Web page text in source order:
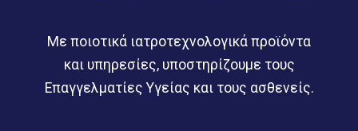
Με ποιοτικά ιατροτεχνολογικά προϊόντα
και υπηρεσίες, υποστηρίζουμε τους
Επαγγελματίες Υγείας και τους ασθενείς.